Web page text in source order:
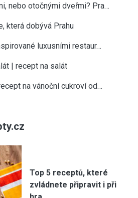
nebo otočnými dveřmi? Pra…
která dobývá Prahu
luxusními restaur…
| recept na salát
na vánoční cukroví od…
Top 5 receptů, které
zvládnete připravit i při